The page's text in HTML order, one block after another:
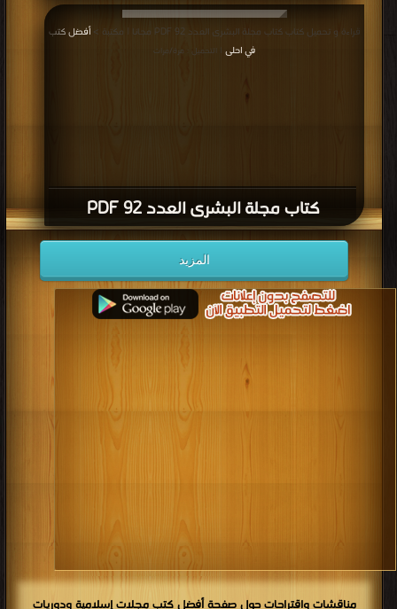
كتاب مجلة البشرى العدد 92 PDF
قراءة و تحميل كتاب كتاب مجلة البشرى العدد 92 PDF مجانا | مكتبة >
أفضل كتب
في احلى
| التحميل : مرة/مرات
المزيد